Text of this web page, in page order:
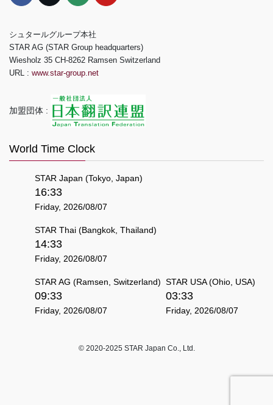
シュタールグループ本社
STAR AG (STAR Group headquarters)
Wiesholz 35 CH-8262 Ramsen Switzerland
URL : www.star-group.net
加盟団体 :
World Time Clock
STAR Japan (Tokyo, Japan)
16:33
Friday, 2026/08/07
STAR Thai (Bangkok, Thailand)
14:33
Friday, 2026/08/07
STAR AG (Ramsen, Switzerland)
09:33
Friday, 2026/08/07
STAR USA (Ohio, USA)
03:33
Friday, 2026/08/07
© 2020-2025 STAR Japan Co., Ltd.